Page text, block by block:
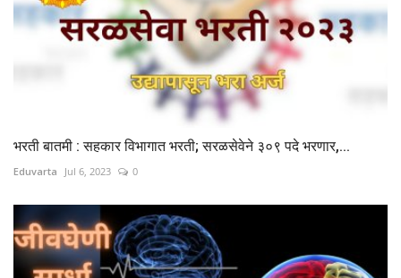
भरती बातमी : सहकार विभागात भरती; सरळसेवेने ३०९ पदे भरणार,...
Eduvarta Jul 6, 2023 0